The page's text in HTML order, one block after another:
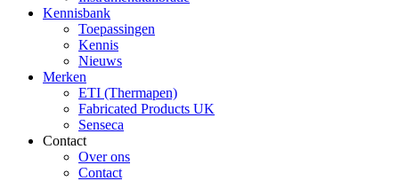
Kennisbank
Toepassingen
Kennis
Nieuws
Merken
ETI (Thermapen)
Fabricated Products UK
Senseca
Contact
Over ons
Contact